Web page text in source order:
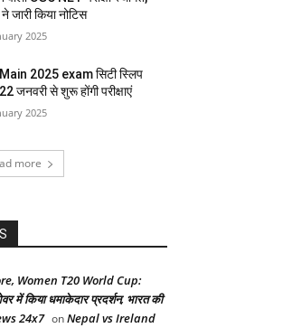
जारी किया नोटिस
2025
2025 exam सिटी स्लिप
जनवरी से शुरू होंगी परीक्षाएं
2025
more
Women T20 World Cup:
किया धमाकेदार प्रदर्शन, भारत की
24x7 onNepal vs Ireland